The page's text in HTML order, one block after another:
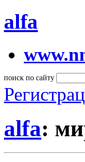
alfa
поиск по сайту
alfa: